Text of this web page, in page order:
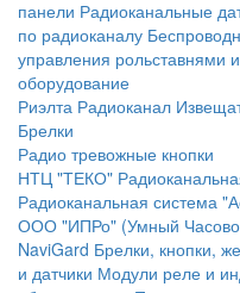
панели Радиоканальные
по радиоканалу
управления рольставнями
оборудование
Риэлта Радиоканал
Брелки
Радио тревожные кнопки
НТЦ "ТЕКО"
Радиоканальная система
ООО "ИПРо" (Умный
NaviGard Брелки, кнопки,
и датчики Модули реле и